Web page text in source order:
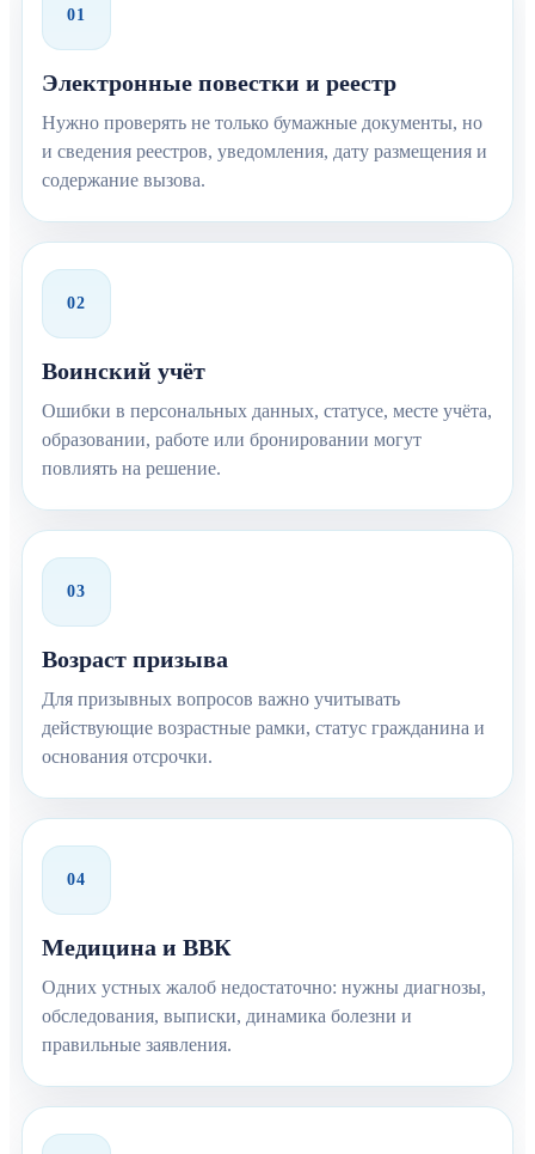
01
Электронные повестки и реестр
Нужно проверять не только бумажные документы, но
и сведения реестров, уведомления, дату размещения и
содержание вызова.
02
Воинский учёт
Ошибки в персональных данных, статусе, месте учёта,
образовании, работе или бронировании могут
повлиять на решение.
03
Возраст призыва
Для призывных вопросов важно учитывать
действующие возрастные рамки, статус гражданина и
основания отсрочки.
04
Медицина и ВВК
Одних устных жалоб недостаточно: нужны диагнозы,
обследования, выписки, динамика болезни и
правильные заявления.